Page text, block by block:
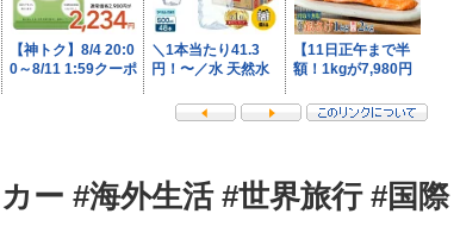
ー #海外生活 #世界旅行 #国際